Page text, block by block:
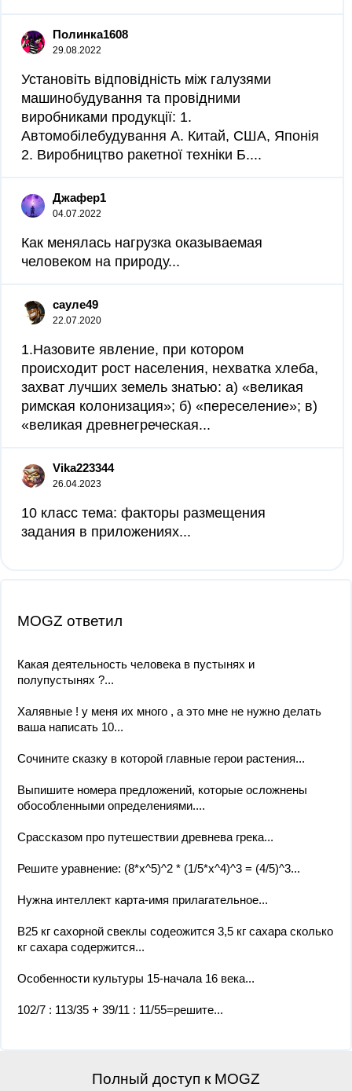
Полинка1608
29.08.2022
Установіть відповідність між галузями
машинобудування та провідними
виробниками продукції: 1.
Автомобілебудування А. Китай, США, Японія
2. Виробництво ракетної техніки Б....
Джафер1
04.07.2022
Как менялась нагрузка оказываемая
человеком на природу​...
сауле49
22.07.2020
1.Назовите явление, при котором
происходит рост населения, нехватка хлеба,
захват лучших земель знатью: а) «великая
римская колонизация»; б) «переселение»; в)
«великая древнегреческая...
Vika223344
26.04.2023
10 класс тема: факторы размещения
задания в приложениях...
MOGZ ответил
Какая деятельность человека в пустынях и
полупустынях ?...
Халявные ! у меня их много , а это мне не нужно делать
ваша написать 10...
Сочините сказку в которой главные герои растения...
Выпишите номера предложений, которые осложнены
обособленными определениями....
Срассказом про путешествии древнева грека...
Решите уравнение: (8*x^5)^2 * (1/5*x^4)^3 = (4/5)^3...
Нужна интеллект карта-имя прилагательное...
В25 кг сахорной свеклы содеожится 3,5 кг сахара сколько
кг сахара содержится...
Особенности культуры 15-начала 16 века...
102/7 : 113/35 + 39/11 : 11/55=решите...
Полный доступ к MOGZ